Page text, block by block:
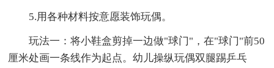
5.用各种材料按意愿装饰玩偶。
玩法一：将小鞋盒剪掉一边做"球门"，在"球门"前50
厘米处画一条线作为起点。幼儿操纵玩偶双腿踢乒乓